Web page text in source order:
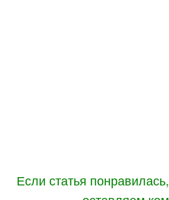
Если статья